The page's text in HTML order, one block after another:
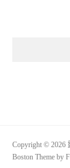
Copyright © 2026
Boston Theme by